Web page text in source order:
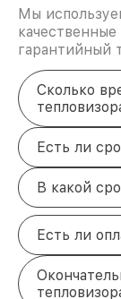
Мы
гарантийный
Сколько
Есть ли
В какой
Есть ли